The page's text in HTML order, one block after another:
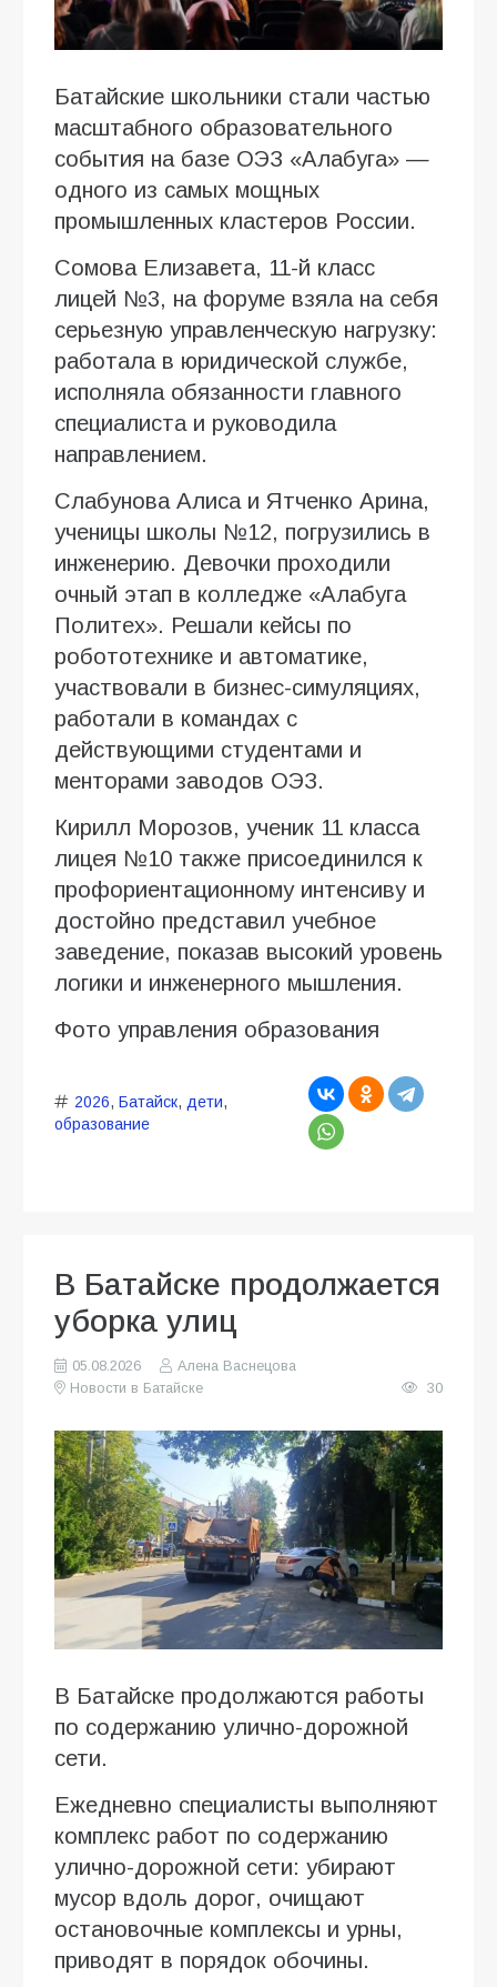
Батайские школьники стали частью
масштабного образовательного
события на базе ОЭЗ «Алабуга» —
одного из самых мощных
промышленных кластеров России.
Сомова Елизавета, 11-й класс
лицей №3, на форуме взяла на себя
серьезную управленческую нагрузку:
работала в юридической службе,
исполняла обязанности главного
специалиста и руководила
направлением.
Слабунова Алиса и Ятченко Арина,
ученицы школы №12, погрузились в
инженерию. Девочки проходили
очный этап в колледже «Алабуга
Политех». Решали кейсы по
робототехнике и автоматике,
участвовали в бизнес-симуляциях,
работали в командах с
действующими студентами и
менторами заводов ОЭЗ.
Кирилл Морозов, ученик 11 класса
лицея №10 также присоединился к
профориентационному интенсиву и
достойно представил учебное
заведение, показав высокий уровень
логики и инженерного мышления.
Фото управления образования
2026, Батайск, дети,
образование
В Батайске продолжается
уборка улиц
05.08.2026
Алена Васнецова
Новости в Батайске
30
В Батайске продолжаются работы
по содержанию улично-дорожной
сети.
Ежедневно специалисты выполняют
комплекс работ по содержанию
улично-дорожной сети: убирают
мусор вдоль дорог, очищают
остановочные комплексы и урны,
приводят в порядок обочины.